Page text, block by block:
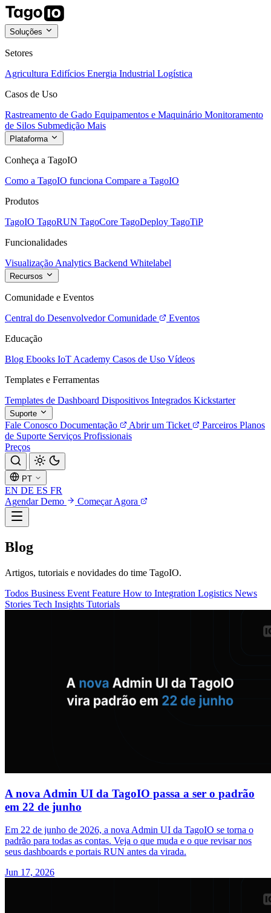
Soluções
Setores
Agricultura Edifícios Energia Industrial Logística
Casos de Uso
Rastreamento de Gado Equipamentos e Maquinário Monitoramento
de Silos Submedição Mais
Plataforma
Conheça a TagoIO
Como a TagoIO funciona Compare a TagoIO
Produtos
TagoIO TagoRUN TagoCore TagoDeploy TagoTiP
Funcionalidades
Visualização Analytics Backend Whitelabel
Recursos
Comunidade e Eventos
Central do Desenvolvedor Comunidade
Eventos
Educação
Blog Ebooks IoT Academy Casos de Uso Vídeos
Templates e Ferramentas
Templates de Dashboard Dispositivos Integrados Kickstarter
Suporte
Fale Conosco Documentação Abrir um Ticket Parceiros Planos
de Suporte Serviços Profissionais
Preços
PT
EN DE ES FR
Agendar Demo
Começar Agora
Blog
Artigos, tutoriais e novidades do time TagoIO.
Todos Business Event Feature How to Integration Logistics News
Stories Tech Insights Tutorials
A nova Admin UI da TagoIO passa a ser o padrão
em 22 de junho
Em 22 de junho de 2026, a nova Admin UI da TagoIO se torna o
padrão para todas as contas. Veja o que muda e o que revisar nos
seus dashboards e portais RUN antes da virada.
Jun 17, 2026